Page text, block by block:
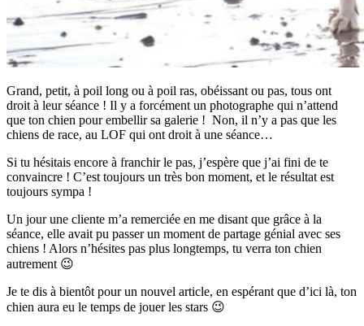
Grand, petit, à poil long ou à poil ras, obéissant ou pas, tous ont
droit à leur séance ! Il y a forcément un photographe qui n’attend
que ton chien pour embellir sa galerie ! Non, il n’y a pas que les
chiens de race, au LOF qui ont droit à une séance…
Si tu hésitais encore à franchir le pas, j’espère que j’ai fini de te
convaincre ! C’est toujours un très bon moment, et le résultat est
toujours sympa !
Un jour une cliente m’a remerciée en me disant que grâce à la
séance, elle avait pu passer un moment de partage génial avec ses
chiens ! Alors n’hésites pas plus longtemps, tu verra ton chien
autrement 😉
Je te dis à bientôt pour un nouvel article, en espérant que d’ici là, ton
chien aura eu le temps de jouer les stars 😉